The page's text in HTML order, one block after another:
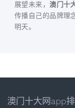
展望未来，澳门十
传播自己的品牌理
明天。
澳门十大网app